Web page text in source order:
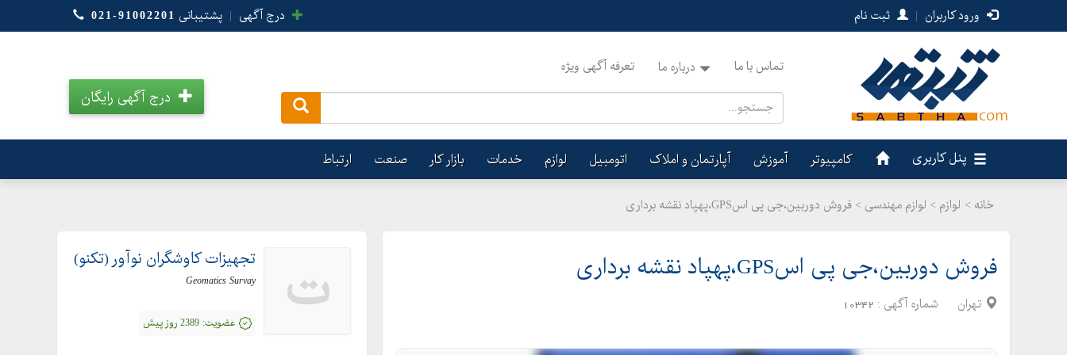
ورود کاربران | ثبت نام درج آگهی | پشتیبانی 021-91002201
تماس با ما درباره ما تعرفه آگهی ویژه
درج آگهی رایگان
پنل کاربری کامپیوتر آموزش آپارتمان و املاک اتومبیل لوازم خدمات بازار کار صنعت ارتباط
خانه > لوازم > لوازم مهندسی > فروش دوربین،جی پی اسGPS،پهپاد نقشه برداری
فروش دوربین،جی پی اسGPS،پهپاد نقشه برداری
تهران شماره آگهی : 10342 ت تجهیزات کاوشگران نوآور (تکنو)
Geomatics Survay
عضویت: 2389 روز پیش